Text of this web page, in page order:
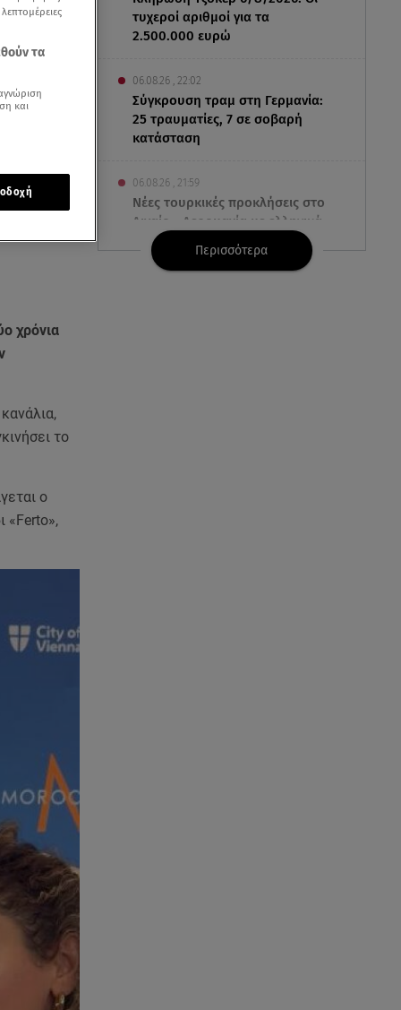
τυχεροί αριθμοί για τα
2.500.000 ευρώ
06.08.26 , 22:02
Σύγκρουση τραμ στη Γερμανία:
25 τραυματίες, 7 σε σοβαρή
κατάσταση
06.08.26 , 21:59
Νέες τουρκικές προκλήσεις στο
Αιγαίο - Αερομαχία με ελληνικά
F-16
Περισσότερα
- star.gr
της
χρόνια
το
ο
«Ferto»,
τα
και